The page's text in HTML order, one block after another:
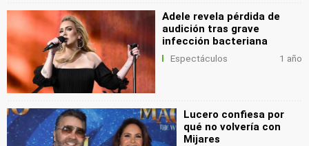
Adele revela pérdida de
audición tras grave
infección bacteriana
Espectáculos 1 año
Lucero confiesa por
qué no volvería con
Mijares